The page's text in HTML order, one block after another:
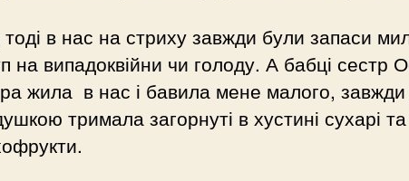
тоді в нас на стриху завжди були запаси
на випадоквійни чи голоду. А бабці сестр
жила в нас і бавила мене малого, завжди
тримала загорнуті в хустині сухарі та